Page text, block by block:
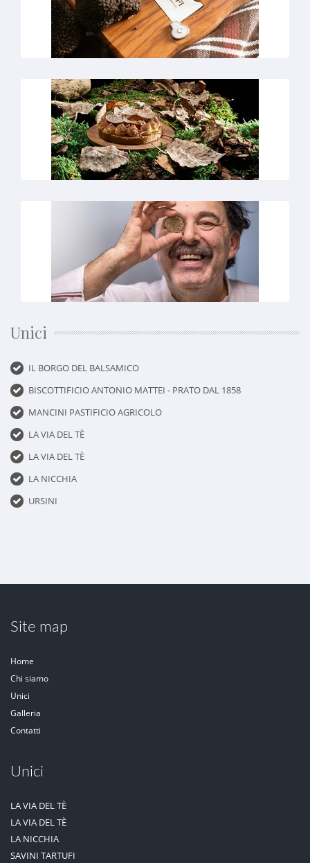
Unici
IL BORGO DEL BALSAMICO
BISCOTTIFICIO ANTONIO MATTEI - PRATO DAL 1858
MANCINI PASTIFICIO AGRICOLO
LA VIA DEL TÈ
LA VIA DEL TÈ
LA NICCHIA
URSINI
Site map
Home
Chi siamo
Unici
Galleria
Contatti
Unici
LA VIA DEL TÈ
LA VIA DEL TÈ
LA NICCHIA
SAVINI TARTUFI